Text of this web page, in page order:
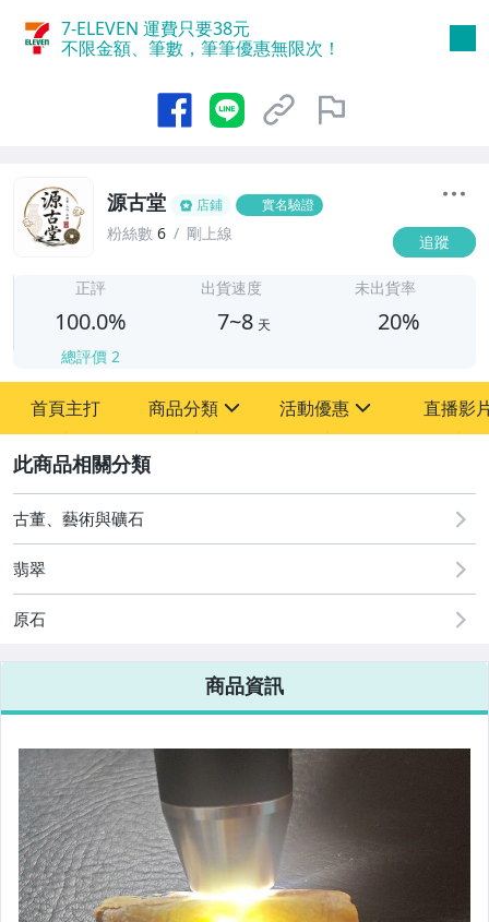
7-ELEVEN 運費只要38元
不限金額、筆數，筆筆優惠無限次！
源古堂 店鋪 實名驗證
粉絲數 6 剛上線 追蹤
正評
100.0%
總評價 2
出貨速度
7~8 天
未出貨率
20%
首頁主打 商品分類
其它
活動優惠
[全店] 周年慶
[全店] 粉絲專享
直播影
古董、藝術與礦石
翡翠
原石
商品資訊